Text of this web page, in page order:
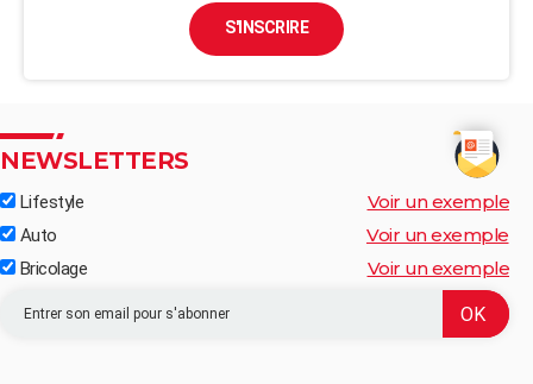
S'INSCRIRE
NEWSLETTERS
Lifestyle Voir un exemple
Auto Voir un exemple
Bricolage Voir un exemple